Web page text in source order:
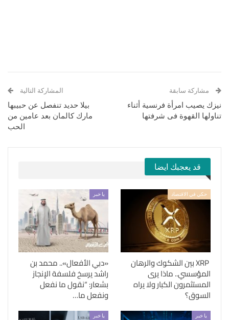
مشاركة سابقة
نيزك يصيب امرأة فرنسية أثناء
تناولها القهوة فى شرفتها
المشاركة التالية
بيلا حديد تنفصل عن حبيبها
مارك كالمان بعد عامين من
الحب
قد يعجبك ايضا
حكي في الاقتصاد
XRP بين الشكوك والرهان
المؤسسي.. ماذا يرى
المستثمرون الكبار ولا يراه
السوق؟
يا خبر
«دبي الأفعال».. محمد بن
راشد يرسخ فلسفة الإنجاز
بشعار: “نقول ما نفعل
ونفعل ما…
يا خبر يا خبر